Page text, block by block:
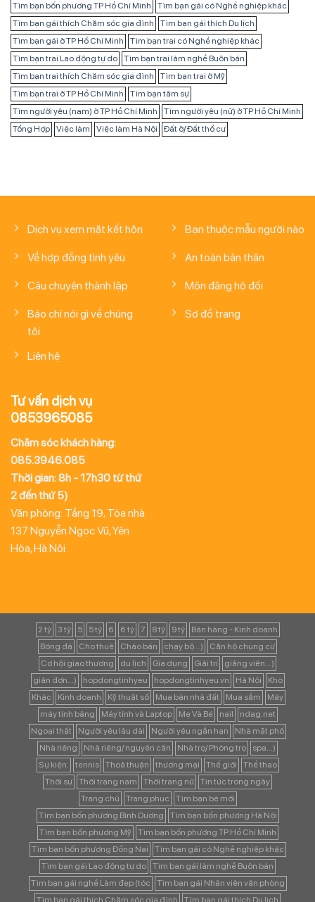
Tìm bạn bốn phương TP Hồ Chí Minh
Tìm bạn gái có Nghề nghiệp khác
Tìm bạn gái thích Chăm sóc gia đình
Tìm bạn gái thích Du lịch
Tìm bạn gái ở TP Hồ Chí Minh
Tìm bạn trai có Nghề nghiệp khác
Tìm bạn trai Lao động tự do
Tìm bạn trai làm nghề Buôn bán
Tìm bạn trai thích Chăm sóc gia đình
Tìm bạn trai ở Mỹ
Tìm bạn trai ở TP Hồ Chí Minh
Tìm bạn tâm sự
Tìm người yêu (nam) ở TP Hồ Chí Minh
Tìm người yêu (nữ) ở TP Hồ Chí Minh
Tổng Hợp
Việc làm Việc làm Hà Nội Đất ở/ Đất thổ cư
Dịch vụ xem mặt kết hôn
Về hợp đồng tình yêu
Câu chuyện thành lập
Báo chí nói gì về chúng
tôi
Liên hệ
Bạn thuộc mẫu người nào
An toàn bản thân
Môn đăng hộ đối
Sơ đồ trang
Tư vấn dịch vụ
0853965085
Chăm sóc khách hàng:
085.3946.085
Thời gian: 8h - 17h30 từ thứ
2 đến thứ 5)
Văn phòng: Tầng 19, Tòa nhà
137 Nguyễn Ngọc Vũ, Yên
Hòa, Hà Nội
2 tỷ 3 tỷ 5 5 tỷ 6 6 tỷ 7 8 tỷ 9 tỷ
Bán hàng - Kinh doanh
Bóng đá
Cho thuê Chào bán chạy bộ...)
Căn hộ chung cư
Cơ hội giao thương
du lịch Gia dụng Giải trí
giảng viên...)
giản đơn...)
hopdongtinhyeu hopdongtinhyeu.vn Hà Nội
Kho
Khác
Kinh doanh Kỹ thuật số Mua bán nhà đất Mua sắm
Máy
máy tính bảng
Máy tính và Laptop Mẹ Và Bé nail
ndag.net
Ngoại thất
Người yêu lâu dài Người yêu ngắn hạn
Nhà mặt phố
Nhà riêng
Nhà riêng/ nguyên căn Nhà trọ/ Phòng trọ
spa...)
Sự kiện:
tennis Thoả thuận thương mại Thế giới
Thể thao
Thời sự
Thời trang nam Thời trang nữ
Tin tức trong ngày
Trang chủ
Trang phục
Tìm bạn bè mới
Tìm bạn bốn phương Bình Dương
Tìm bạn bốn phương Hà Nội
Tìm bạn bốn phương Mỹ
Tìm bạn bốn phương TP Hồ Chí Minh
Tìm bạn bốn phương Đồng Nai
Tìm bạn gái có Nghề nghiệp khác
Tìm bạn gái Lao động tự do
Tìm bạn gái làm nghề Buôn bán
Tìm bạn gái nghề Làm đẹp (tóc
Tìm bạn gái Nhân viên văn phòng